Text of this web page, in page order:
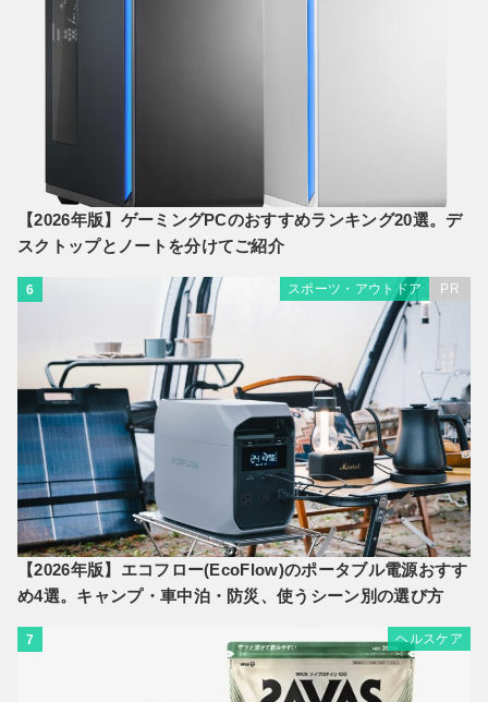
【2026年版】ゲーミングPCのおすすめランキング20選。デ
スクトップとノートを分けてご紹介
6 スポーツ・アウトドア PR
【2026年版】エコフロー(EcoFlow)のポータブル電源おすす
め4選。キャンプ・車中泊・防災、使うシーン別の選び方
7 ヘルスケア